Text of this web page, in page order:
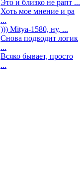
Это и близко не рапт ...
Хоть мое мнение и ра
...
))) Mitya-1580, ну, ...
Снова подводит логик
...
Всяко бывает, просто
...